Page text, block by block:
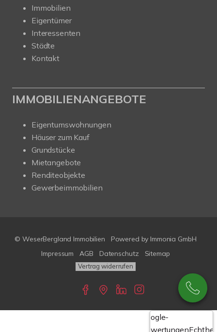
Immobilien
Eigentümer
Interessenten
Städte
Kontakt
IMMOBILIENANGEBOTE
Eigentumswohnungen
Häuser zum Kauf
Grundstücke
Mietangebote
Renditeobjekte
Gewerbeimmobilien
© WeserBergland Immobilien Powered by Immonia GmbH
Impressum
AGB Datenschutz Sitemap
Vertrag widerrufen
Google-
Bewertungen